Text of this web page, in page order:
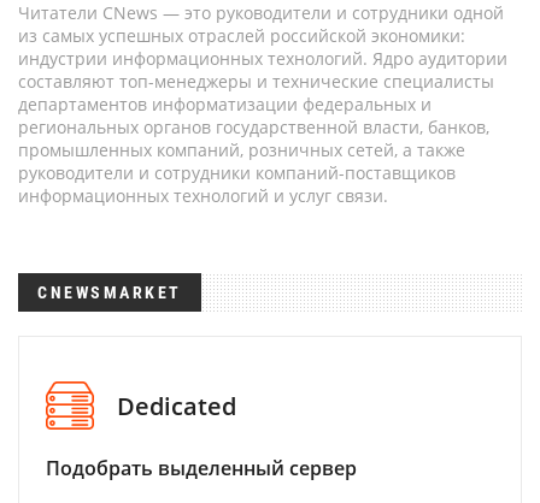
Читатели CNews — это руководители и сотрудники одной
из самых успешных отраслей российской экономики:
индустрии информационных технологий. Ядро аудитории
составляют топ-менеджеры и технические специалисты
департаментов информатизации федеральных и
региональных органов государственной власти, банков,
промышленных компаний, розничных сетей, а также
руководители и сотрудники компаний-поставщиков
информационных технологий и услуг связи.
CNEWSMARKET
Dedicated
Подобрать выделенный сервер